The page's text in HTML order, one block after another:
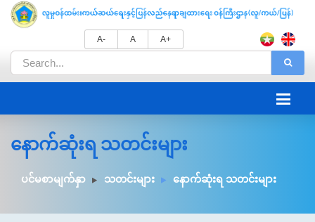
A- A A+
နောက်ဆုံးရ သတင်းများ
ပင်မစာမျက်နှာ သတင်းများ နောက်ဆုံးရ သတင်းများ